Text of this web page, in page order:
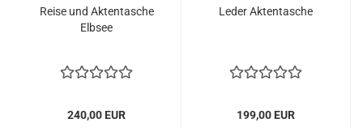
Reise und Aktentasche
Elbsee
240,00 EUR
Leder Aktentasche
199,00 EUR